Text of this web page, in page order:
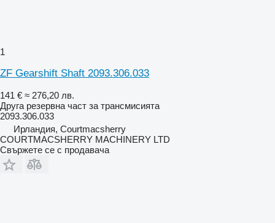
1
ZF Gearshift Shaft 2093.306.033
141 € ≈ 276,20 лв.
Друга резервна част за трансмисията
2093.306.033
Ирландия, Courtmacsherry
COURTMACSHERRY MACHINERY LTD
Свържете се с продавача